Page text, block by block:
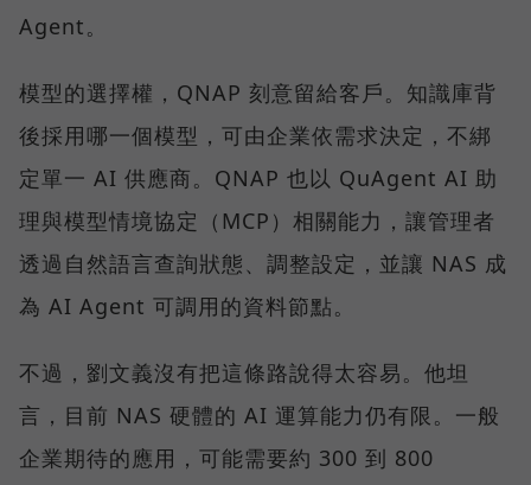
Agent。
模型的選擇權，QNAP 刻意留給客戶。知識庫背
後採用哪一個模型，可由企業依需求決定，不綁
定單一 AI 供應商。QNAP 也以 QuAgent AI 助
理與模型情境協定（MCP）相關能力，讓管理者
透過自然語言查詢狀態、調整設定，並讓 NAS 成
為 AI Agent 可調用的資料節點。
不過，劉文義沒有把這條路說得太容易。他坦
言，目前 NAS 硬體的 AI 運算能力仍有限。一般
企業期待的應用，可能需要約 300 到 800